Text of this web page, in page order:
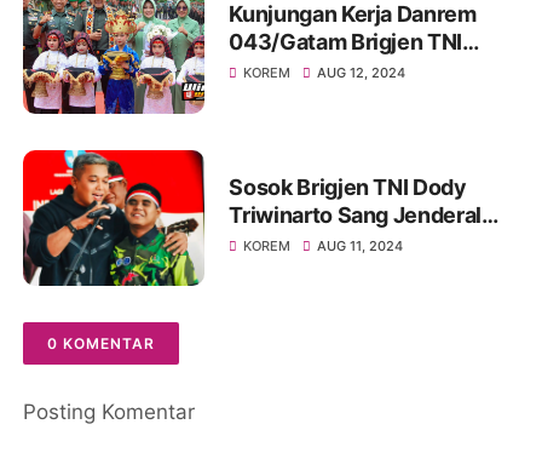
Kunjungan Kerja Danrem
043/Gatam Brigjen TNI
Rikas Hidayatullah ke Kodim
KOREM AUG 12, 2024
Sosok Brigjen TNI Dody
Triwinarto Sang Jenderal
Petarung Rendah Hati
KOREM AUG 11, 2024
0 KOMENTAR
Posting Komentar